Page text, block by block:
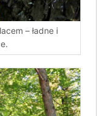
– ładne i